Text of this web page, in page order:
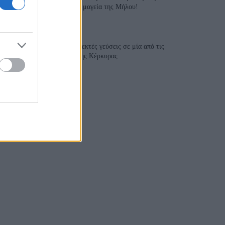
γαστρονομία συναντά τη μαγεία της Μήλου!
Aiolia Avlaki Corfu: Εκλεκτές γεύσεις σε μία από τις
ομορφότερες παραλίες της Κέρκυρας
28 Ιουλίου 2026, 10:50